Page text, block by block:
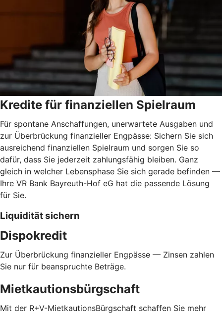
Kredite für finanziellen Spielraum
Für spontane Anschaffungen, unerwartete Ausgaben und
zur Überbrückung finanzieller Engpässe: Sichern Sie sich
ausreichend finanziellen Spielraum und sorgen Sie so
dafür, dass Sie jederzeit zahlungsfähig bleiben. Ganz
gleich in welcher Lebensphase Sie sich gerade befinden —
Ihre VR Bank Bayreuth-Hof eG hat die passende Lösung
für Sie.
Liquidität sichern
Dispokredit
Zur Überbrückung finanzieller Engpässe — Zinsen zahlen
Sie nur für beanspruchte Beträge.
Mietkautionsbürgschaft
Mit der R+V-MietkautionsBürgschaft schaffen Sie mehr